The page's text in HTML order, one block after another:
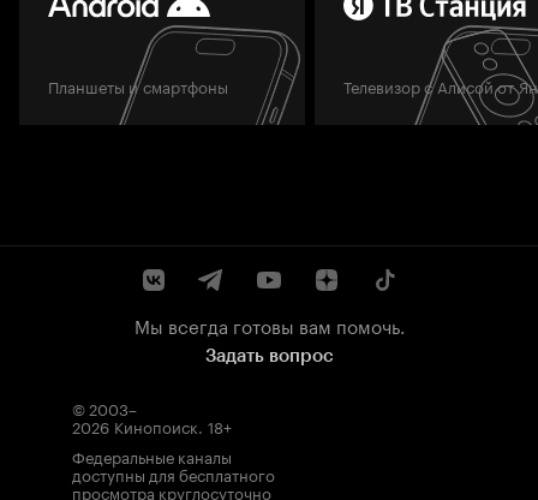
Планшеты и смартфоны Телевизор с Алисой от
Мы всегда готовы вам помочь.
Задать вопрос
© 2003–
2026 Кинопоиск. 18+
Федеральные каналы
доступны для бесплатного
просмотра круглосуточно